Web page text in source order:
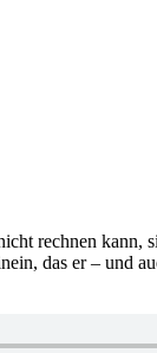
rechnen kann,
das er – und